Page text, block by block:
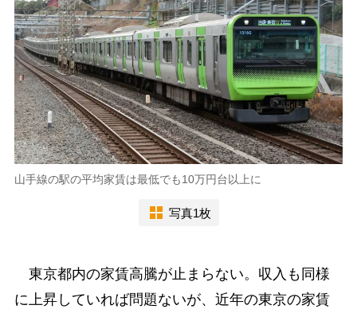
山手線の駅の平均家賃は最低でも10万円台以上に
写真1枚
東京都内の家賃高騰が止まらない。収入も同様
に上昇していれば問題ないが、近年の東京の家賃